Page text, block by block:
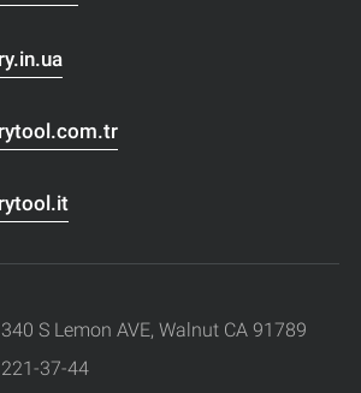
S Lemon AVE, Walnut CA 91789
37-44